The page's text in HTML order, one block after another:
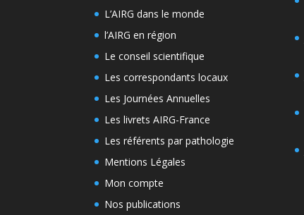
L’AIRG dans le monde
l’AIRG en région
Le conseil scientifique
Les correspondants locaux
Les Journées Annuelles
Les livrets AIRG-France
Les référents par pathologie
Mentions Légales
Mon compte
Nos publications